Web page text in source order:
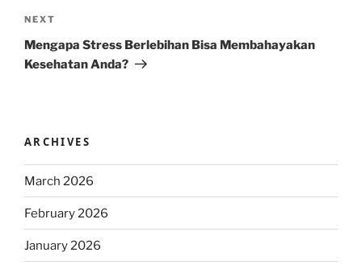
Next
Post
NEXT
Mengapa Stress Berlebihan Bisa Membahayakan
Kesehatan Anda?
ARCHIVES
March 2026
February 2026
January 2026